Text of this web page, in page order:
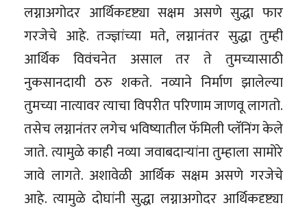
लग्नाअगोदर आर्थिकदृष्ट्या सक्षम असणे सुद्धा फार
गरजेचे आहे. तज्ज्ञांच्या मते, लग्नानंतर सुद्धा तुम्ही
आर्थिक विवंचनेत असाल तर ते तुमच्यासाठी
नुकसानदायी ठरु शकते. नव्याने निर्माण झालेल्या
तुमच्या नात्यावर त्याचा विपरीत परिणाम जाणवू लागतो.
तसेच लग्नानंतर लगेच भविष्यातील फॅमिली प्लॅनिंग केले
जाते. त्यामुळे काही नव्या जवाबदार्‍यांना तुम्हाला सामोरे
जावे लागते. अशावेळी आर्थिक सक्षम असणे गरजेचे
आहे. त्यामुळे दोघ‍ांनी सुद्धा लग्नाअगोदर आर्थिकदृष्ट्या